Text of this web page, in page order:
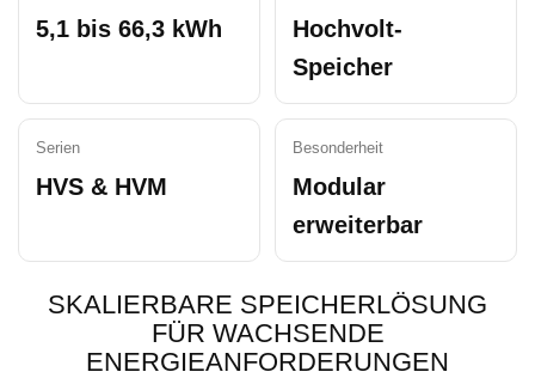
5,1 bis 66,3 kWh
Hochvolt-
Speicher
Serien
HVS & HVM
Besonderheit
Modular
erweiterbar
SKALIERBARE SPEICHERLÖSUNG
FÜR WACHSENDE
ENERGIEANFORDERUNGEN